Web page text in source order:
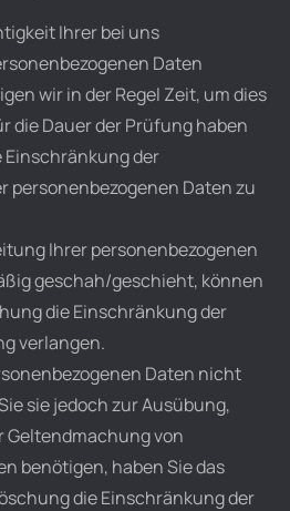
Ihrer bei uns
Daten
wir in der Regel Zeit, um dies
die Dauer der Prüfung haben
Einschränkung der
personenbezogenen Daten zu
Ihrer personenbezogenen
geschah/geschieht, können
die Einschränkung der
verlangen.
Daten nicht
sie jedoch zur Ausübung,
Geltendmachung von
benötigen, haben Sie das
die Einschränkung der